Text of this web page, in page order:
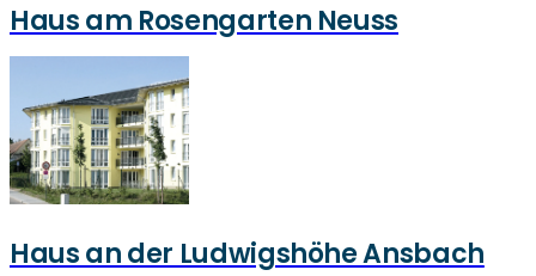
Haus am Rosengarten Neuss
Haus an der Ludwigshöhe Ansbach